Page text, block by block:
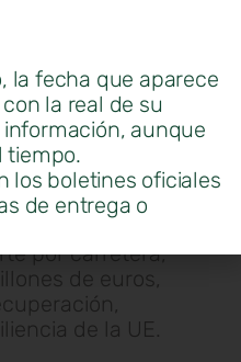
del
Ángel Anía,
, ante pymes
la convocatoria
de
por carretera,
de euros,
de la UE.
la fecha que aparece
la real de su
aunque
tiempo.
los boletines oficiales
de entrega o